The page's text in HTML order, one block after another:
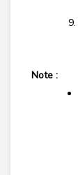
Note :